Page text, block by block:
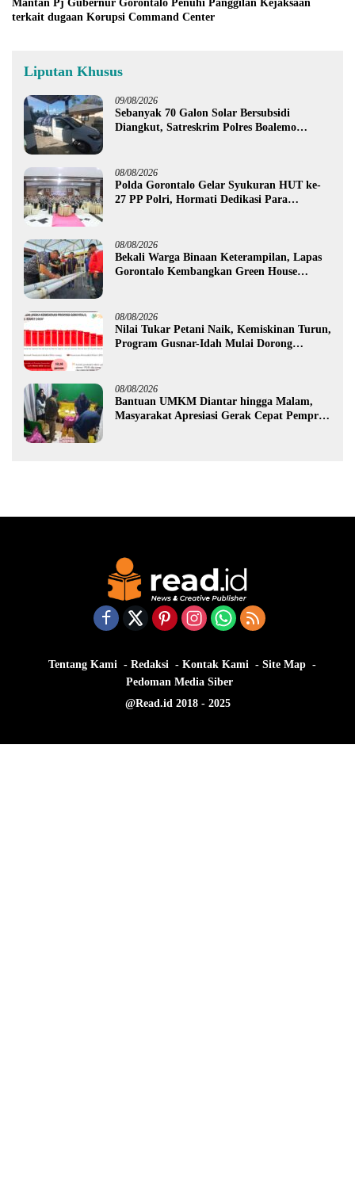
Mantan Pj Gubernur Gorontalo Penuhi Panggilan Kejaksaan
terkait dugaan Korupsi Command Center
Liputan Khusus
09/08/2026
Sebanyak 70 Galon Solar Bersubsidi
Diangkut, Satreskrim Polres Boalemo
08/08/2026
Polda Gorontalo Gelar Syukuran HUT ke-
27 PP Polri, Hormati Dedikasi Para
08/08/2026
Bekali Warga Binaan Keterampilan, Lapas
Gorontalo Kembangkan Green House
08/08/2026
Nilai Tukar Petani Naik, Kemiskinan Turun,
Program Gusnar-Idah Mulai Dorong
08/08/2026
Bantuan UMKM Diantar hingga Malam,
Masyarakat Apresiasi Gerak Cepat Pemprov
Tentang Kami Redaksi Kontak Kami
Site Map
Pedoman Media Siber
@Read.id 2018 - 2025